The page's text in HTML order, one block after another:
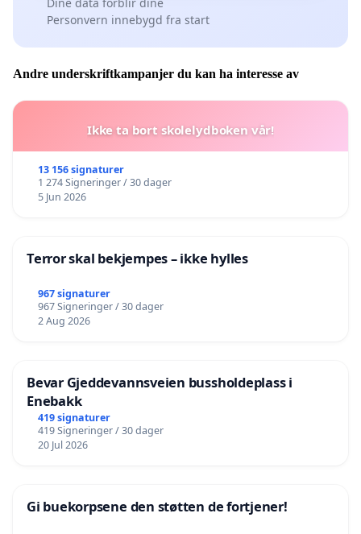
Personvern innebygd fra start
Andre underskriftkampanjer du kan ha interesse av
Ikke ta bort skolelydboken vår!
13 156 signaturer
1 274 Signeringer / 30 dager
5 Jun 2026
Terror skal bekjempes – ikke hylles
967 signaturer
967 Signeringer / 30 dager
2 Aug 2026
Bevar Gjeddevannsveien bussholdeplass i
Enebakk
419 signaturer
419 Signeringer / 30 dager
20 Jul 2026
Gi buekorpsene den støtten de fortjener!